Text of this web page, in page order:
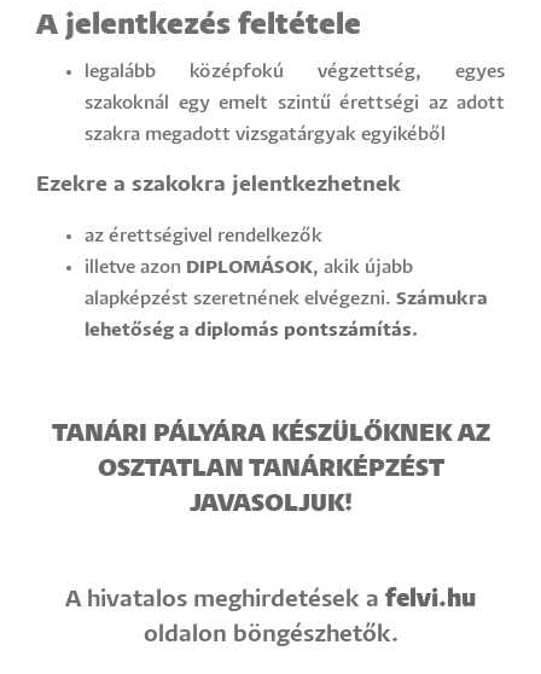
A jelentkezés feltétele
legalább középfokú végzettség, egyes
szakoknál egy emelt szintű érettségi az adott
szakra megadott vizsgatárgyak egyikéből
Ezekre a szakokra jelentkezhetnek
az érettségivel rendelkezők
illetve azon DIPLOMÁSOK, akik újabb
alapképzést szeretnének elvégezni. Számukra
lehetőség a diplomás pontszámítás.
TANÁRI PÁLYÁRA KÉSZÜLŐKNEK AZ
OSZTATLAN TANÁRKÉPZÉST
JAVASOLJUK!
A hivatalos meghirdetések a felvi.hu
oldalon böngészhetők.